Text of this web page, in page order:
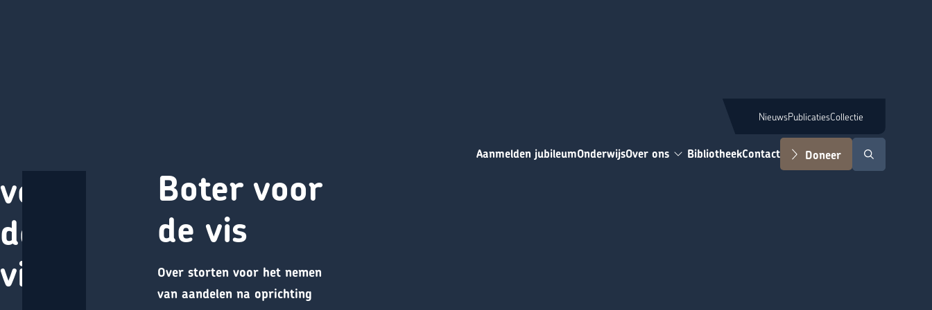
Aanmelden jubileumOnderwijsOver ons
Submenu:
BibliotheekContact Doneer Zoeken
NieuwsPublicatiesCollectie
voor
de
vis
Boter voor
de vis
Over storten voor het nemen
van aandelen na oprichting